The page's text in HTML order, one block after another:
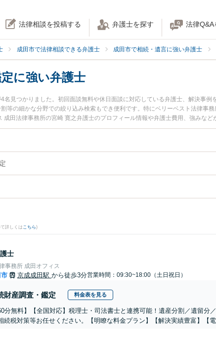
法律相談を投稿する 弁護士を探す 法律Q&A
成田市で法律相談できる弁護士 成田市で相続・遺言に強い弁護士
に強い弁護士
見つかりました。初回面談無料や休日面談に対応している弁護士、解決事例
等の細かな分野での絞り込み検索もでき便利です。特にベリーベスト法律事
田法律事務所の宮崎 寛之弁護士のプロフィール情報や弁護士費用、強みな
護士に相談したい』『相続財産調査・鑑定のトラブル解決の実績豊富な近く
談予約したい』などでお困りの相談者さんにおすすめです。
詳しくは こちら)
士
事務所 成田オフィス
京成成田駅 から徒歩3分営業時間：09:30~18:00（土日祝日）
財産調査・鑑定 料金表を見る
分無料】【全国対応】税理士・司法書士と連携可能！遺産分割／遺留分
続税対策等お任せください。【明瞭な料金プラン】【解決実績豊富】【電